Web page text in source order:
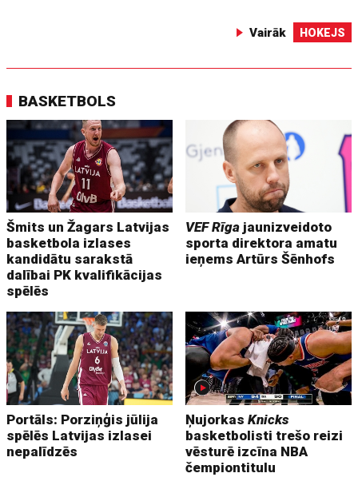
Vairāk HOKEJS
BASKETBOLS
Šmits un Žagars Latvijas
basketbola izlases
kandidātu sarakstā
dalībai PK kvalifikācijas
spēlēs
VEF Rīga jaunizveidoto
sporta direktora amatu
ieņems Artūrs Šēnhofs
Portāls: Porziņģis jūlija
spēlēs Latvijas izlasei
nepalīdzēs
ŅujorkasKnicks
basketbolisti trešo reizi
vēsturē izcīna NBA
čempiontitulu